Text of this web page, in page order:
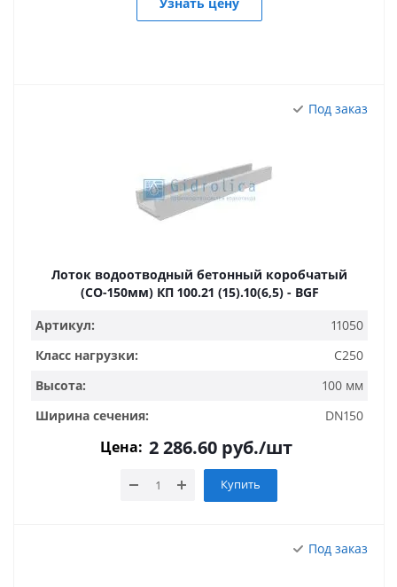
Под заказ
Лоток водоотводный бетонный коробчатый
(СО-150мм) КП 100.21 (15).10(6,5) - BGF
Артикул:
11050
Класс нагрузки:
C250
Высота:
100 мм
Ширина сечения:
DN150
Цена: 2 286.60 руб./шт
Купить
Под заказ